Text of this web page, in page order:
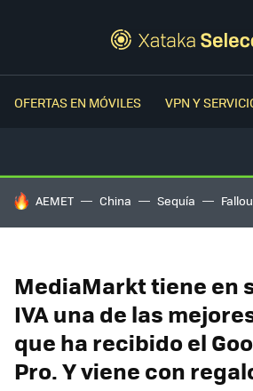
OFERTAS EN MÓVILES VPN Y
HOY SE HABLA DE
AEMET China Sequía
MediaMarkt tiene en
IVA una de las
que ha recibido el
Pro. Y viene con